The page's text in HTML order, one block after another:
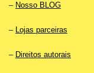
– Nosso BLOG
– Lojas parceiras
– Direitos autorais